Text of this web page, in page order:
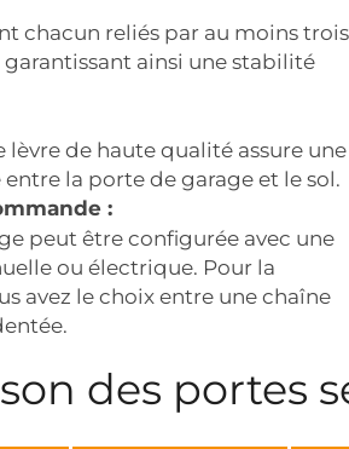
chacun reliés par au moins trois
garantissant ainsi une stabilité
lèvre de haute qualité assure une
la porte de garage et le sol.
:
peut être configurée avec une
ou électrique. Pour la
avez le choix entre une chaîne
des portes